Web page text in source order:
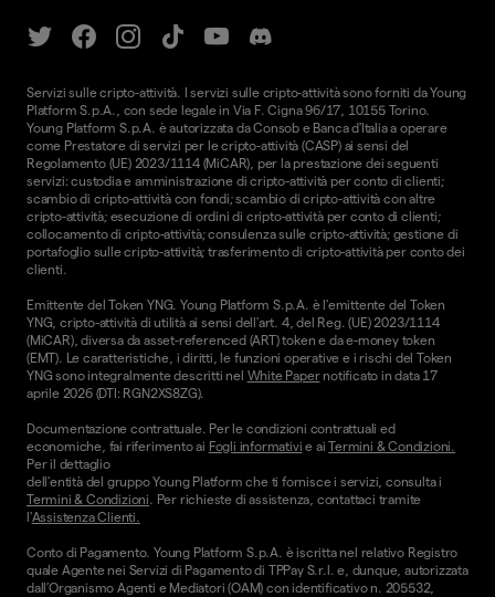
Servizi sulle cripto-attività. I servizi sulle cripto-attività sono forniti da Young
Platform S.p.A., con sede legale in Via F. Cigna 96/17, 10155 Torino.
Young Platform S.p.A. è autorizzata da Consob e Banca d'Italia a operare
come Prestatore di servizi per le cripto-attività (CASP) ai sensi del
Regolamento (UE) 2023/1114 (MiCAR), per la prestazione dei seguenti
servizi: custodia e amministrazione di cripto-attività per conto di clienti;
scambio di cripto-attività con fondi; scambio di cripto-attività con altre
cripto-attività; esecuzione di ordini di cripto-attività per conto di clienti;
collocamento di cripto-attività; consulenza sulle cripto-attività; gestione di
portafoglio sulle cripto-attività; trasferimento di cripto-attività per conto dei
clienti.
Emittente del Token YNG. Young Platform S.p.A. è l'emittente del Token
YNG, cripto-attività di utilità ai sensi dell'art. 4, del Reg. (UE) 2023/1114
(MiCAR), diversa da asset-referenced (ART) token e da e-money token
(EMT). Le caratteristiche, i diritti, le funzioni operative e i rischi del Token
YNG sono integralmente descritti nel White Papernotificato in data 17
aprile 2026 (DTI: RGN2XS8ZG).
Documentazione contrattuale. Per le condizioni contrattuali ed
economiche, fai riferimento ai Fogli informativi e aiTermini & Condizioni.
Per il dettaglio
dell'entità del gruppo Young Platform che ti fornisce i servizi, consulta i
Termini & Condizioni. Per richieste di assistenza, contattaci tramite
l'Assistenza Clienti.
Conto di Pagamento. Young Platform S.p.A. è iscritta nel relativo Registro
quale Agente nei Servizi di Pagamento di TPPay S.r.l. e, dunque, autorizzata
dall’Organismo Agenti e Mediatori (OAM) con identificativo n. 205532,